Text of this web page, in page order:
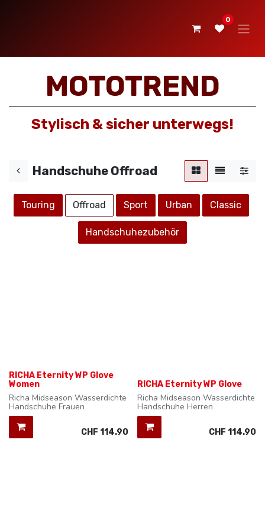
0
MOTOTREND
Stylisch & sicher unterwegs!
Handschuhe Offroad
Touring O​​ffroad Sport Urban Classic
Handschuhezubehör
RICHA Eternity WP Glove
Women
Richa Midseason Wasserdichte
Handschuhe Frauen
CHF 114.90
RICHA Eternity WP Glove
Richa Midseason Wasserdichte
Handschuhe Herren
CHF 114.90